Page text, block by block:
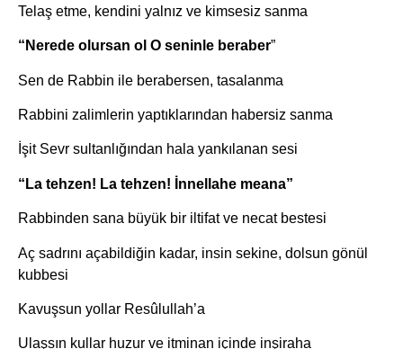
Telaş etme, kendini yalnız ve kimsesiz sanma
“Nerede olursan ol O seninle beraber”
Sen de Rabbin ile berabersen, tasalanma
Rabbini zalimlerin yaptıklarından habersiz sanma
İşit Sevr sultanlığından hala yankılanan sesi
“La tehzen! La tehzen! İnnellahe meana”
Rabbinden sana büyük bir iltifat ve necat bestesi
Aç sadrını açabildiğin kadar, insin sekine, dolsun gönül
kubbesi
Kavuşsun yollar Resûlullah’a
Ulaşsın kullar huzur ve itminan içinde inşiraha